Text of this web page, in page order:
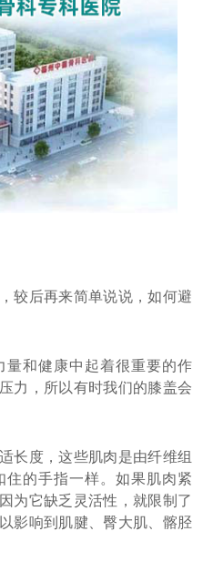
较后再来简单说说，如何避
量和健康中起着很重要的作
力，所以有时我们的膝盖会
长度，这些肌肉是由纤维组
住的手指一样。如果肌肉紧
为它缺乏灵活性，就限制了
影响到肌腱、臀大肌、髂胫